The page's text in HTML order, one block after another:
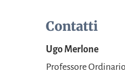
Contatti
Ugo Merlone
Professore Ordinario